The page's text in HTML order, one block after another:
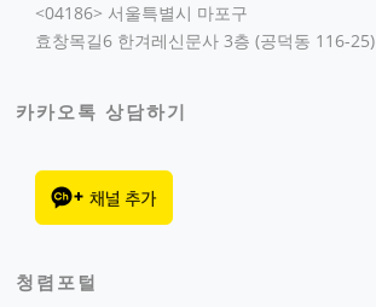
<04186> 서울특별시 마포구
효창목길6 한겨레신문사 3층 (공덕동 116-25)
카카오톡 상담하기
청렴포털